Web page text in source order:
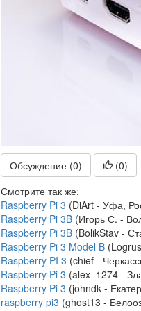
Обсуждение (0) (0)
Смотрите так же:
Raspberry Pi 3 (DiArt - Уфа,
Raspberry Pi 3B (Игорь С. -
Raspberry Pi 3B (BolikStav -
Raspberry Pi 3 Model B
Raspberry PI 3 (chief -
Raspberry Pi 3 (alex_1274 -
Raspberry Pi 3 (johndk -
raspberry pi3 (ghost13 -